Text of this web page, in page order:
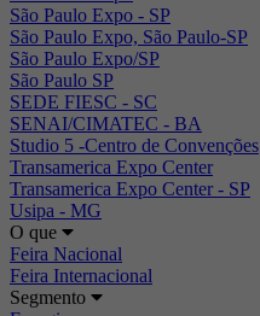
São Paulo Expo - SP
São Paulo Expo, São Paulo-SP
São Paulo Expo/SP
São Paulo SP
SEDE FIESC - SC
SENAI/CIMATEC - BA
Studio 5 -Centro de Convenções
Transamerica Expo Center
Transamerica Expo Center - SP
Usipa - MG
O que
Feira Nacional
Feira Internacional
Segmento